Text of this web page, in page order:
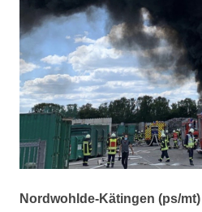
Nordwohlde-Kätingen (ps/mt)